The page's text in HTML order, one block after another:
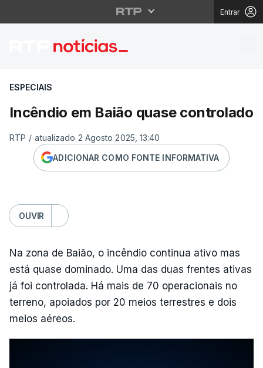
Entrar
Incêndio em Baião
ESPECIAIS
Incêndio em Baião quase controlado
RTP / atualizado 2 Agosto 2025, 13:40
ADICIONAR COMO FONTE INFORMATIVA
OUVIR
Na zona de Baião, o incêndio continua ativo mas
está quase dominado. Uma das duas frentes ativas
já foi controlada. Há mais de 70 operacionais no
terreno, apoiados por 20 meios terrestres e dois
meios aéreos.